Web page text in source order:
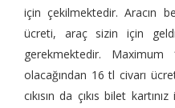
için çekilmektedir. Aracın
ücreti, araç sizin için
gerekmektedir.
olacağından 16 tl civarı
cıkısın da çıkıs bilet